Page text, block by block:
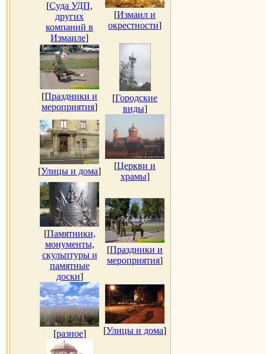
[Суда УДП,
других
компаний в
Измаиле]
[Измаил и
окрестности]
[Праздники и
мероприятия]
[Городские
виды]
[Улицы и дома]
[Церкви и
храмы]
[Памятники,
монументы,
скульптуры и
памятные
доски]
[Праздники и
мероприятия]
[разное] [Улицы и дома]